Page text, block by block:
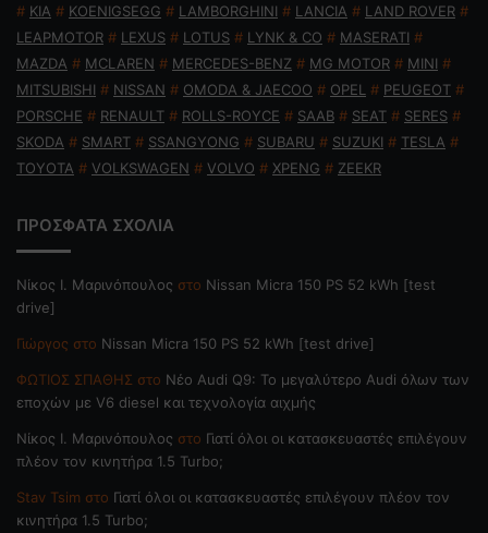
# KIA # KOENIGSEGG # LAMBORGHINI # LANCIA # LAND ROVER #
LEAPMOTOR # LEXUS # LOTUS # LYNK & CO # MASERATI #
MAZDA # MCLAREN # MERCEDES-BENZ # MG MOTOR # MINI #
MITSUBISHI # NISSAN # OMODA & JAECOO # OPEL # PEUGEOT #
PORSCHE # RENAULT # ROLLS-ROYCE # SAAB # SEAT # SERES #
SKODA # SMART # SSANGYONG # SUBARU # SUZUKI # TESLA #
TOYOTA # VOLKSWAGEN # VOLVO # XPENG # ZEEKR
ΠΡΟΣΦΑΤΑ ΣΧΟΛΙΑ
Nίκος Ι. Mαρινόπουλος στο Nissan Micra 150 PS 52 kWh [test
drive]
Γιώργος στο Nissan Micra 150 PS 52 kWh [test drive]
ΦΩΤΙΟΣ ΣΠΑΘΗΣ στο Νέο Audi Q9: Το μεγαλύτερο Audi όλων των
εποχών με V6 diesel και τεχνολογία αιχμής
Nίκος Ι. Mαρινόπουλος στο Γιατί όλοι οι κατασκευαστές επιλέγουν
πλέον τον κινητήρα 1.5 Turbo;
Stav Tsim στο Γιατί όλοι οι κατασκευαστές επιλέγουν πλέον τον
κινητήρα 1.5 Turbo;